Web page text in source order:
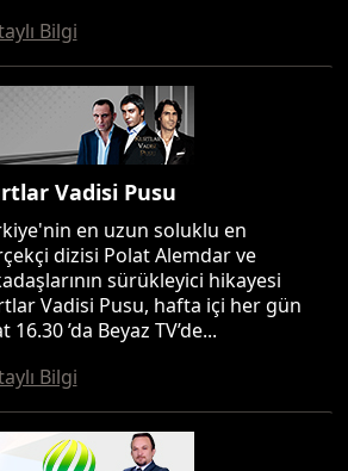
Bilgi
Vadisi Pusu
en uzun soluklu en
dizisi Polat Alemdar ve
sürükleyici hikayesi
Vadisi Pusu, hafta içi her gün
16.30 ’da Beyaz TV’de...
Bilgi